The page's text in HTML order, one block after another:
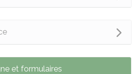
et formulaires